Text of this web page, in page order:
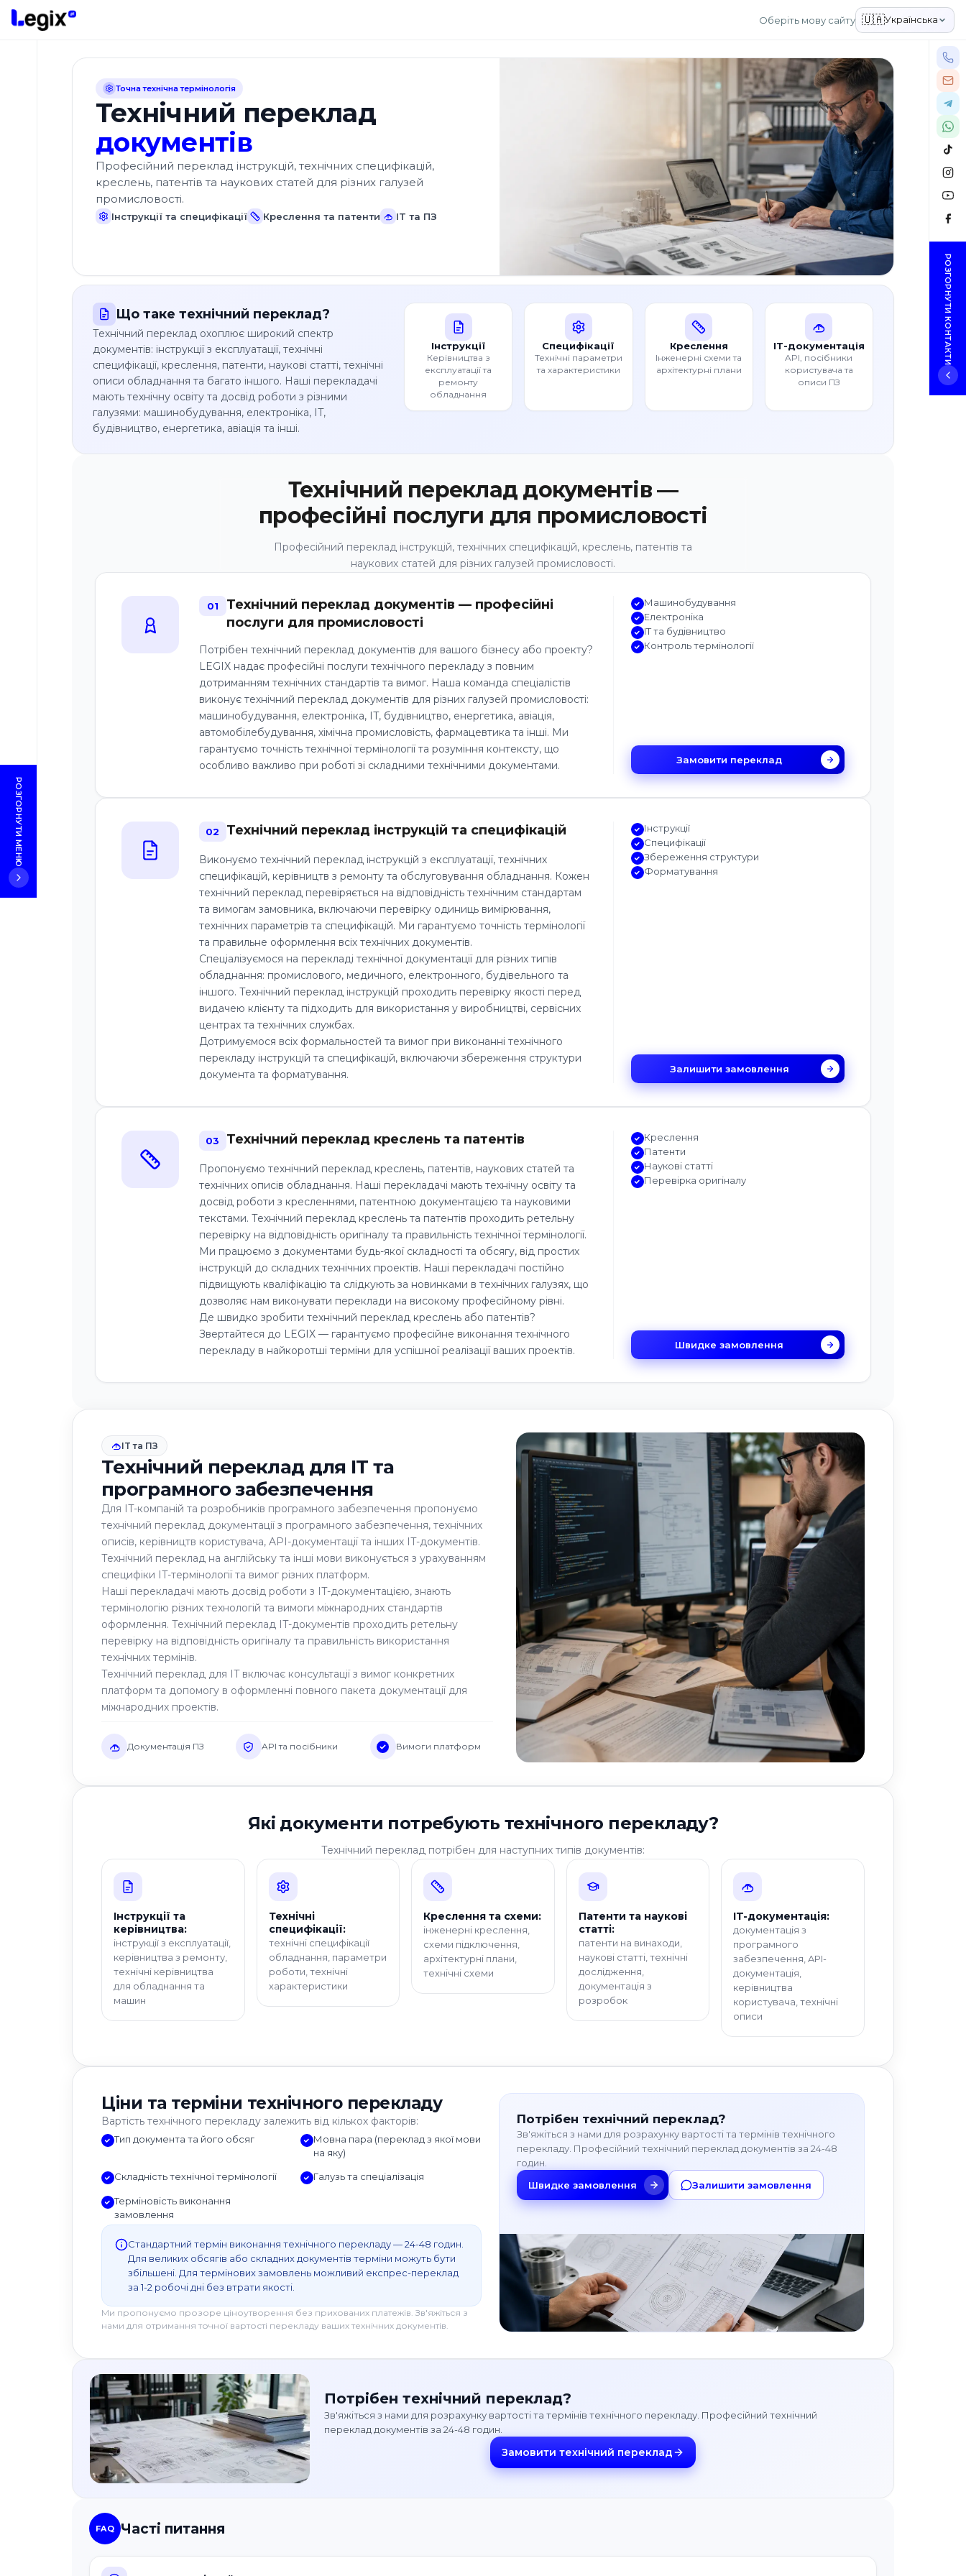
До основного вмісту
Оберіть мову сайту 🇺🇦Українська
перекладаємо?
Апостиль
довіреностей
Оформлення
РОЗГОРНУТИ МЕНЮ
Точна технічна термінологія
Технічний переклад
документів
Професійний переклад інструкцій, технічних специфікацій,
креслень, патентів та наукових статей для різних галузей
промисловості.
Інструкції та специфікації Креслення та патенти IT та ПЗ
Що таке технічний переклад?
Технічний переклад охоплює широкий спектр
документів: інструкції з експлуатації, технічні
специфікації, креслення, патенти, наукові статті, технічні
описи обладнання та багато іншого. Наші перекладачі
мають технічну освіту та досвід роботи з різними
галузями: машинобудування, електроніка, IT,
будівництво, енергетика, авіація та інші.
Інструкції
Керівництва з
експлуатації та
ремонту
обладнання
Специфікації
Технічні параметри
та характеристики
Креслення
Інженерні схеми та
архітектурні плани
IT-документація
API, посібники
користувача та
описи ПЗ
Технічний переклад документів —
професійні послуги для промисловості
Професійний переклад інструкцій, технічних специфікацій, креслень, патентів та
наукових статей для різних галузей промисловості.
01
Технічний переклад документів — професійні
послуги для промисловості
Потрібен технічний переклад документів для вашого бізнесу або проекту?
LEGIX надає професійні послуги технічного перекладу з повним
дотриманням технічних стандартів та вимог. Наша команда спеціалістів
виконує технічний переклад документів для різних галузей промисловості:
машинобудування, електроніка, IT, будівництво, енергетика, авіація,
автомобілебудування, хімічна промисловість, фармацевтика та інші. Ми
гарантуємо точність технічної термінології та розуміння контексту, що
особливо важливо при роботі зі складними технічними документами.
Машинобудування
Електроніка
IT та будівництво
Контроль термінології
Замовити переклад
02 Технічний переклад інструкцій та специфікацій
Виконуємо технічний переклад інструкцій з експлуатації, технічних
специфікацій, керівництв з ремонту та обслуговування обладнання. Кожен
технічний переклад перевіряється на відповідність технічним стандартам
та вимогам замовника, включаючи перевірку одиниць вимірювання,
технічних параметрів та специфікацій. Ми гарантуємо точність термінології
та правильне оформлення всіх технічних документів.
Спеціалізуємося на перекладі технічної документації для різних типів
обладнання: промислового, медичного, електронного, будівельного та
іншого. Технічний переклад інструкцій проходить перевірку якості перед
видачею клієнту та підходить для використання у виробництві, сервісних
центрах та технічних службах.
Дотримуємося всіх формальностей та вимог при виконанні технічного
перекладу інструкцій та специфікацій, включаючи збереження структури
документа та форматування.
Інструкції
Специфікації
Збереження структури
Форматування
Залишити замовлення
03 Технічний переклад креслень та патентів
Пропонуємо технічний переклад креслень, патентів, наукових статей та
технічних описів обладнання. Наші перекладачі мають технічну освіту та
досвід роботи з кресленнями, патентною документацією та науковими
текстами. Технічний переклад креслень та патентів проходить ретельну
перевірку на відповідність оригіналу та правильність технічної термінології.
Ми працюємо з документами будь-якої складності та обсягу, від простих
інструкцій до складних технічних проектів. Наші перекладачі постійно
підвищують кваліфікацію та слідкують за новинками в технічних галузях, що
дозволяє нам виконувати переклади на високому професійному рівні.
Де швидко зробити технічний переклад креслень або патентів?
Звертайтеся до LEGIX — гарантуємо професійне виконання технічного
перекладу в найкоротші терміни для успішної реалізації ваших проектів.
Креслення
Патенти
Наукові статті
Перевірка оригіналу
Швидке замовлення
IT та ПЗ
Технічний переклад для IT та
програмного забезпечення
Для IT-компаній та розробників програмного забезпечення пропонуємо
технічний переклад документації з програмного забезпечення, технічних
описів, керівництв користувача, API-документації та інших IT-документів.
Технічний переклад на англійську та інші мови виконується з урахуванням
специфіки IT-термінології та вимог різних платформ.
Наші перекладачі мають досвід роботи з IT-документацією, знають
термінологію різних технологій та вимоги міжнародних стандартів
оформлення. Технічний переклад IT-документів проходить ретельну
перевірку на відповідність оригіналу та правильність використання
технічних термінів.
Технічний переклад для IT включає консультації з вимог конкретних
платформ та допомогу в оформленні повного пакета документації для
міжнародних проектів.
Документація ПЗ API та посібники Вимоги платформ
Які документи потребують технічного перекладу?
Технічний переклад потрібен для наступних типів документів:
Інструкції та
керівництва:
інструкції з експлуатації,
керівництва з ремонту,
технічні керівництва
для обладнання та
машин
Технічні
специфікації:
технічні специфікації
обладнання, параметри
роботи, технічні
характеристики
Креслення та схеми:
інженерні креслення,
схеми підключення,
архітектурні плани,
технічні схеми
Патенти та наукові
статті:
патенти на винаходи,
наукові статті, технічні
дослідження,
документація з
розробок
IT-документація:
документація з
програмного
забезпечення, API-
документація,
керівництва
користувача, технічні
описи
Ціни та терміни технічного перекладу
Вартість технічного перекладу залежить від кількох факторів:
Тип документа та його обсяг
Мовна пара (переклад з якої мови
на яку)
Складність технічної термінології Галузь та спеціалізація
Терміновість виконання
замовлення
Стандартний термін виконання технічного перекладу — 24-48 годин.
Для великих обсягів або складних документів терміни можуть бути
збільшені. Для термінових замовлень можливий експрес-переклад
за 1-2 робочі дні без втрати якості.
Ми пропонуємо прозоре ціноутворення без прихованих платежів. Зв'яжіться з
нами для отримання точної вартості перекладу ваших технічних документів.
Потрібен технічний переклад?
Зв'яжіться з нами для розрахунку вартості та термінів технічного
перекладу. Професійний технічний переклад документів за 24-48
годин.
Швидке замовлення
Залишити замовлення
Потрібен технічний переклад?
Зв'яжіться з нами для розрахунку вартості та термінів технічного перекладу. Професійний технічний
переклад документів за 24-48 годин.
Замовити технічний переклад
FAQ Часті питання
РОЗГОРНУТИ КОНТАКТИ